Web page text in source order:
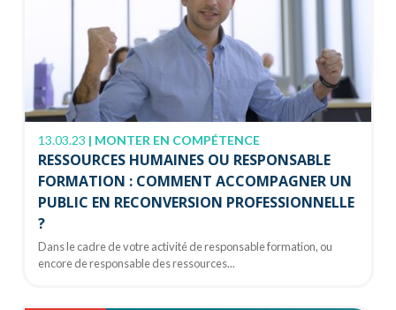
13.03.23 | MONTER EN COMPÉTENCE
RESSOURCES HUMAINES OU RESPONSABLE
FORMATION : COMMENT ACCOMPAGNER UN
PUBLIC EN RECONVERSION PROFESSIONNELLE
?
Dans le cadre de votre activité de responsable formation, ou
encore de responsable des ressources...